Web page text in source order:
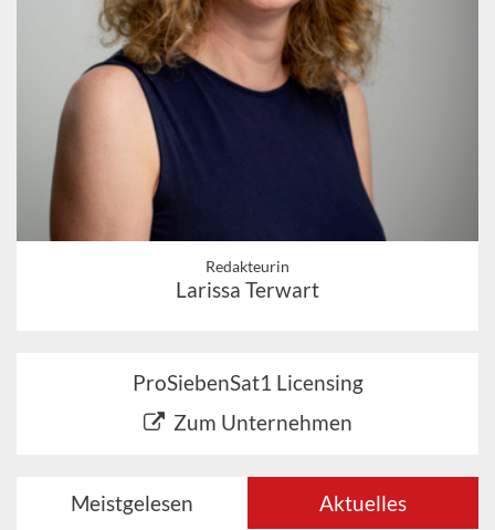
Redakteurin
Larissa Terwart
ProSiebenSat1 Licensing
Zum Unternehmen
Meistgelesen Aktuelles